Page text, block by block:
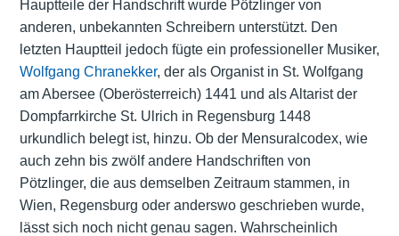
Hauptteile der Handschrift wurde Pötzlinger von
anderen, unbekannten Schreibern unterstützt. Den
letzten Hauptteil jedoch fügte ein professioneller Musiker,
Wolfgang Chranekker, der als Organist in St. Wolfgang
am Abersee (Oberösterreich) 1441 und als Altarist der
Dompfarrkirche St. Ulrich in Regensburg 1448
urkundlich belegt ist, hinzu. Ob der Mensuralcodex, wie
auch zehn bis zwölf andere Handschriften von
Pötzlinger, die aus demselben Zeitraum stammen, in
Wien, Regensburg oder anderswo geschrieben wurde,
lässt sich noch nicht genau sagen. Wahrscheinlich